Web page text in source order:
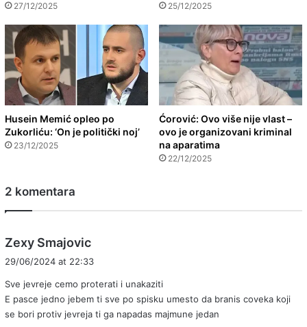
27/12/2025 25/12/2025
Husein Memić opleo po
Zukorliću: ‘On je politički noj’
23/12/2025
Ćorović: Ovo više nije vlast –
ovo je organizovani kriminal
na aparatima
22/12/2025
2 komentara
Zexy Smajovic
s
:
29/06/2024 at 22:33
Sve jevreje cemo proterati i unakaziti
E pasce jedno jebem ti sve po spisku umesto da branis coveka koji
se bori protiv jevreja ti ga napadas majmune jedan